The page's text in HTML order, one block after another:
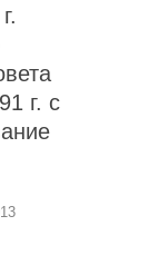
г. с